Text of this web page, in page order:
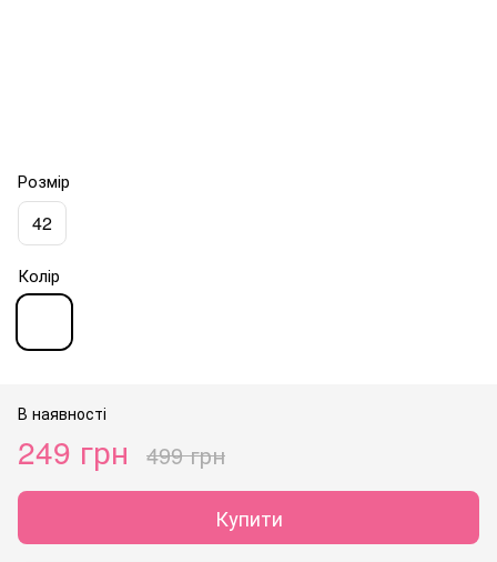
Розмір
42
Колір
В наявності
249 грн 499 грн
Купити